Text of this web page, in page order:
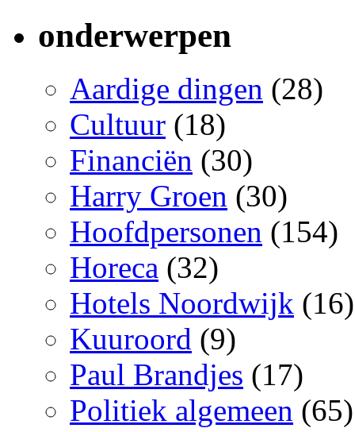
onderwerpen
Aardige dingen (28)
Cultuur (18)
Financiën (30)
Harry Groen (30)
Hoofdpersonen (154)
Horeca (32)
Hotels Noordwijk (16)
Kuuroord (9)
Paul Brandjes (17)
Politiek algemeen (65)